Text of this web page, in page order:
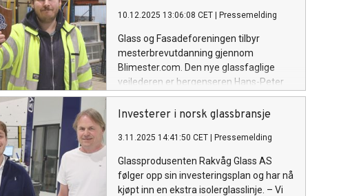
eliminerer disse utfordringene.
10.12.2025 13:06:08 CET Pressemelding
Glass og Fasadeforeningen tilbyr
mesterbrevutdanning gjennom
Blimester.com. Den nye glassfaglige
veilederen er bergenseren Hans-Peter
Hole. – Vi tar nå imot søknader til kullet
som starter opp i januar, sier han.
Investerer i norsk glassbransje
3.11.2025 14:41:50 CET Pressemelding
Glassprodusenten Rakvåg Glass AS
følger opp sin investeringsplan og har nå
kjøpt inn en ekstra isolerglasslinje. – Vi